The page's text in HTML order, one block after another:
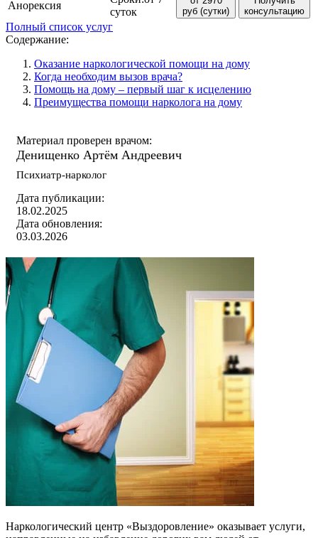
Анорексия
суток
руб (сутки)
консультацию
Полный список услуг
Содержание:
Оказание наркологической помощи на дому
Когда необходим вызов врача?
Помощь на дому – первый шаг к исцелению
Преимущества помощи нарколога на дому
Материал проверен врачом:
Денищенко Артём Андреевич
Психиатр-нарколог
Дата публикации:
18.02.2025
Дата обновления:
03.03.2026
Наркологический центр «Выздоровление» оказывает услуги,